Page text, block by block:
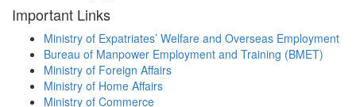
Important Links
Ministry of Expatriates’ Welfare and Overseas Employment
Bureau of Manpower Employment and Training (BMET)
Ministry of Foreign Affairs
Ministry of Home Affairs
Ministry of Commerce